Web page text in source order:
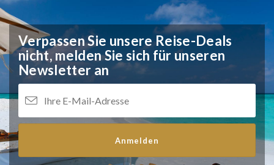
Verpassen Sie unsere Reise-Deals
nicht, melden Sie sich für unseren
Newsletter an
Anmelden